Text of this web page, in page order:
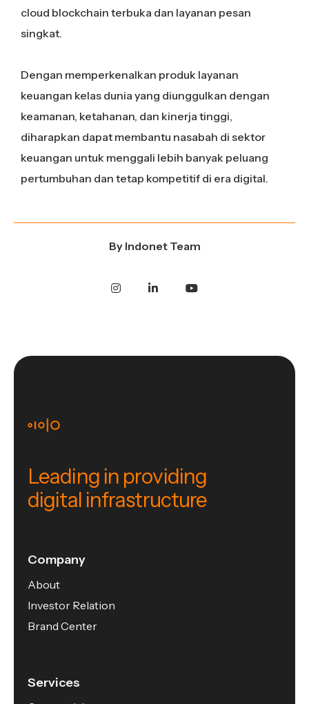
cloud blockchain terbuka dan layanan pesan
singkat.
Dengan memperkenalkan produk layanan
keuangan kelas dunia yang diunggulkan dengan
keamanan, ketahanan, dan kinerja tinggi,
diharapkan dapat membantu nasabah di sektor
keuangan untuk menggali lebih banyak peluang
pertumbuhan dan tetap kompetitif di era digital.
By Indonet Team
Leading in providing
digital infrastructure
Company
About
Investor Relation
Brand Center
Services